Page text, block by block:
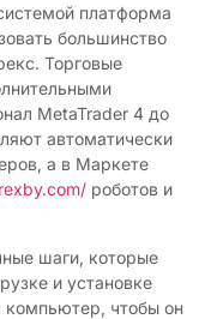
платформа
большинство
Торговые
MetaTrader 4 до
автоматически
а в Маркете
роботов и
шаги, которые
и установке
компьютер, чтобы он